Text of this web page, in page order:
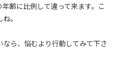
齢に比例して違って来ます。こ
。
ら、悩むより行動してみて下さ